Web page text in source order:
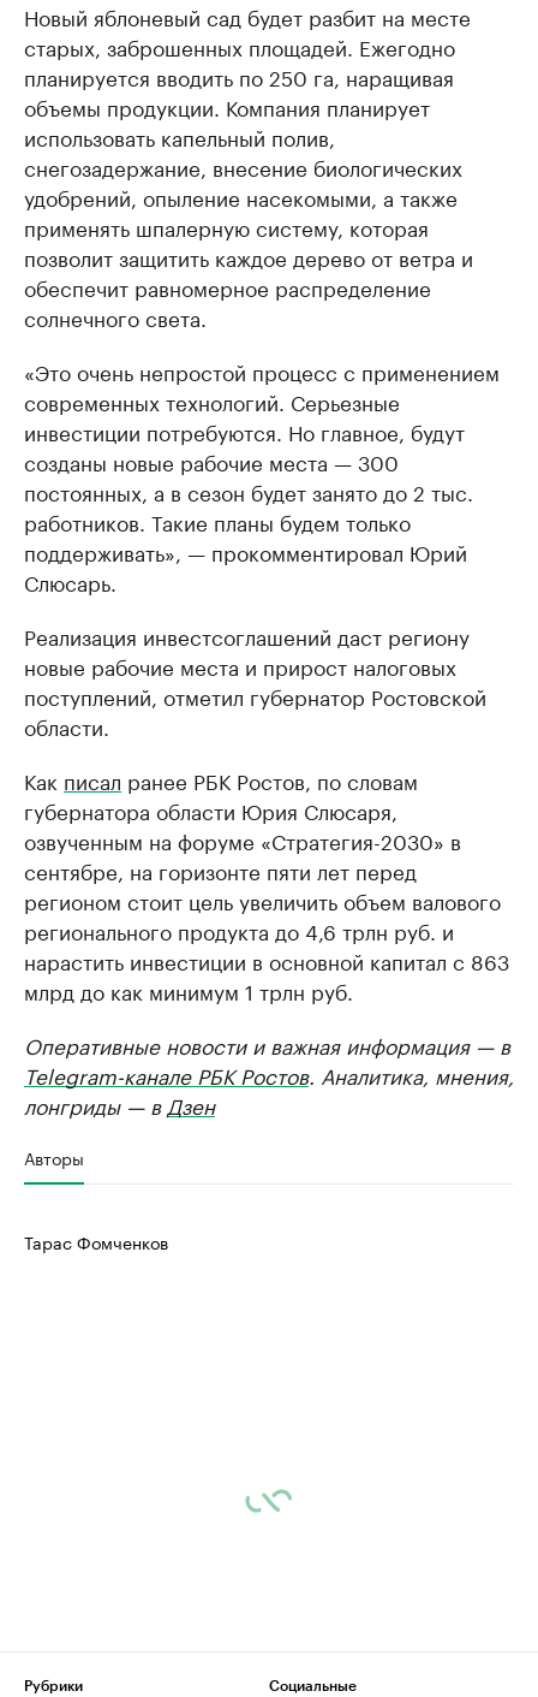
Новый яблоневый сад будет разбит на месте
старых, заброшенных площадей. Ежегодно
планируется вводить по 250 га, наращивая
объемы продукции. Компания планирует
использовать капельный полив,
снегозадержание, внесение биологических
удобрений, опыление насекомыми, а также
применять шпалерную систему, которая
позволит защитить каждое дерево от ветра и
обеспечит равномерное распределение
солнечного света.
«Это очень непростой процесс с применением
современных технологий. Серьезные
инвестиции потребуются. Но главное, будут
созданы новые рабочие места — 300
постоянных, а в сезон будет занято до 2 тыс.
работников. Такие планы будем только
поддерживать», — прокомментировал Юрий
Слюсарь.
Реализация инвестсоглашений даст региону
новые рабочие места и прирост налоговых
поступлений, отметил губернатор Ростовской
области.
Как писал ранее РБК Ростов, по словам
губернатора области Юрия Слюсаря,
озвученным на форуме «Стратегия-2030» в
сентябре, на горизонте пяти лет перед
регионом стоит цель увеличить объем валового
регионального продукта до 4,6 трлн руб. и
нарастить инвестиции в основной капитал с 863
млрд до как минимум 1 трлн руб.
Оперативные новости и важная информация — в
Telegram-канале РБК Ростов. Аналитика, мнения,
лонгриды — вДзен
Авторы
Тарас Фомченков
Рубрики
Социальные